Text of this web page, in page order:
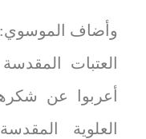
وأضاف
العتبات
أعربوا عن
العلوية